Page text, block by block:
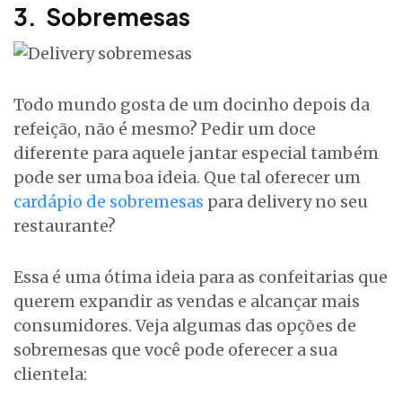
3. Sobremesas
Todo mundo gosta de um docinho depois da
refeição, não é mesmo? Pedir um doce
diferente para aquele jantar especial também
pode ser uma boa ideia. Que tal oferecer um
cardápio de sobremesas para delivery no seu
restaurante?
Essa é uma ótima ideia para as confeitarias que
querem expandir as vendas e alcançar mais
consumidores. Veja algumas das opções de
sobremesas que você pode oferecer a sua
clientela: